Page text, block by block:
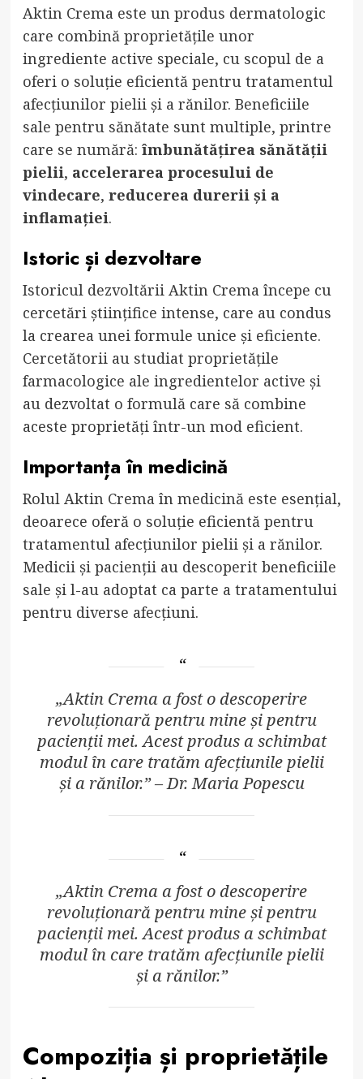
Aktin Crema este un produs dermatologic
care combină proprietățile unor
ingrediente active speciale, cu scopul de a
oferi o soluție eficientă pentru tratamentul
afecțiunilor pielii și a rănilor. Beneficiile
sale pentru sănătate sunt multiple, printre
care se numără: îmbunătățirea sănătății
pielii, accelerarea procesului de
vindecare, reducerea durerii și a
inflamației.
Istoric și dezvoltare
Istoricul dezvoltării Aktin Crema începe cu
cercetări științifice intense, care au condus
la crearea unei formule unice și eficiente.
Cercetătorii au studiat proprietățile
farmacologice ale ingredientelor active și
au dezvoltat o formulă care să combine
aceste proprietăți într-un mod eficient.
Importanța în medicină
Rolul Aktin Crema în medicină este esențial,
deoarece oferă o soluție eficientă pentru
tratamentul afecțiunilor pielii și a rănilor.
Medicii și pacienții au descoperit beneficiile
sale și l-au adoptat ca parte a tratamentului
pentru diverse afecțiuni.
„Aktin Crema a fost o descoperire
revoluționară pentru mine și pentru
pacienții mei. Acest produs a schimbat
modul în care tratăm afecțiunile pielii
și a rănilor.” – Dr. Maria Popescu
„Aktin Crema a fost o descoperire
revoluționară pentru mine și pentru
pacienții mei. Acest produs a schimbat
modul în care tratăm afecțiunile pielii
și a rănilor.”
Compoziția și proprietățile